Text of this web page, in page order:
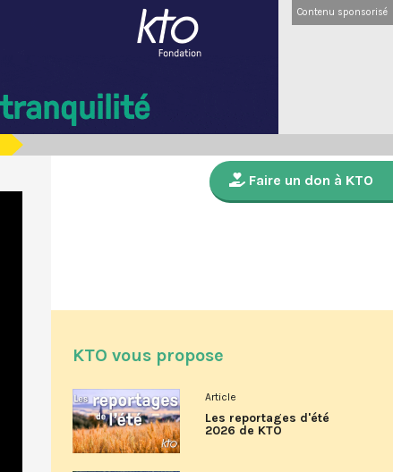
Contenu sponsorisé
Faire un don à KTO
KTO vous propose
Article
Les reportages d'été
2026 de KTO